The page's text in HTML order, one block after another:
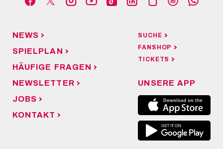
NEWS
SPIELPLAN
HÄUFIGE FRAGEN
NEWSLETTER
JOBS
KONTAKT
SUCHE
FANSHOP
TICKETS
UNSERE APP